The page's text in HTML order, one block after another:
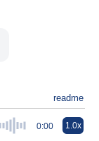
readme
0:00 1.0x